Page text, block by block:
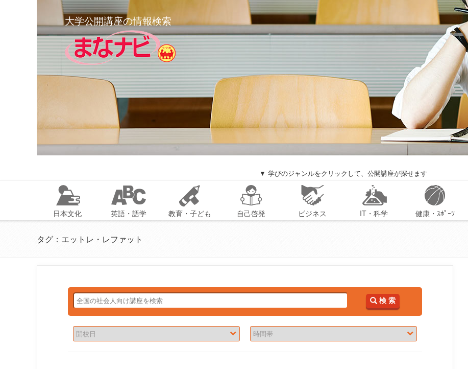
大学公開講座の情報検索
▼ 学びのジャンルをクリックして、公開講座が探せます
日本文化 英語・語学 教育・子ども 自己啓発 ビジネス IT・科学 健康・ｽﾎﾟｰﾂ
タグ：エットレ・レファット
検 索